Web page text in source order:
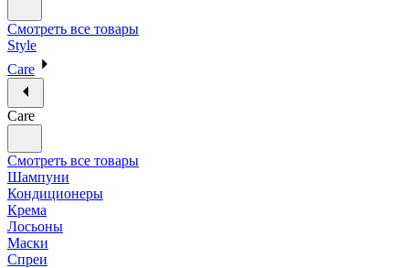
Смотреть все товары
Style
Care
Care
Смотреть все товары
Шампуни
Кондиционеры
Крема
Лосьоны
Маски
Спреи